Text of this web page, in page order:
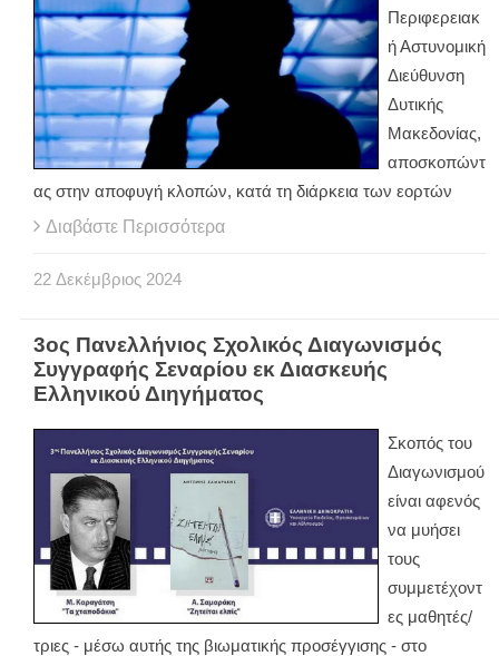
Περιφερειακ
ή Αστυνομική
Διεύθυνση
Δυτικής
Μακεδονίας,
αποσκοπώντ
ας στην αποφυγή κλοπών, κατά τη διάρκεια των εορτών
Διαβάστε Περισσότερα
22 Δεκέμβριος 2024
3ος Πανελλήνιος Σχολικός Διαγωνισμός
Συγγραφής Σεναρίου εκ Διασκευής
Ελληνικού Διηγήματος
Σκοπός του
Διαγωνισμού
είναι αφενός
να μυήσει
τους
συμμετέχοντ
ες μαθητές/
τριες - μέσω αυτής της βιωματικής προσέγγισης - στο